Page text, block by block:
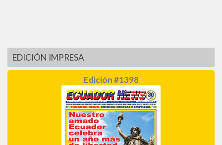
EDICIÓN IMPRESA
Edición #1398